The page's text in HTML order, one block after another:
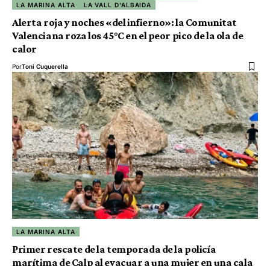
LA MARINA ALTA
LA VALL D'ALBAIDA
Alerta roja y noches «del infierno»: la Comunitat
Valenciana roza los 45°C en el peor pico de la ola de
calor
PorToni Cuquerella
LA MARINA ALTA
Primer rescate de la temporada de la policía
marítima de Calp al evacuar a una mujer en una cala